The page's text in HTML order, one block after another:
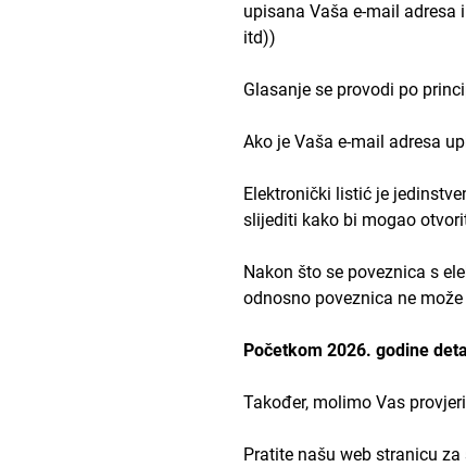
upisana Vaša e-mail adresa
itd))
Glasanje se provodi po
Ako je Vaša e-mail adresa
Elektronički listić je
slijediti kako bi mogao
Nakon što se poveznica s
odnosno poveznica ne
Početkom 2026. godine
Također, molimo Vas
Pratite našu web stranicu